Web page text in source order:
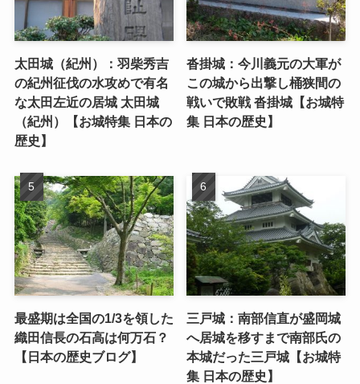
太田城（紀州）：羽柴秀吉
の紀州征伐の水攻めで有名
な太田左近の居城 太田城
（紀州）【お城特集 日本の
歴史】
沓掛城：今川義元の大軍が
この城から出撃し桶狭間の
戦いで敗戦 沓掛城【お城特
集 日本の歴史】
最盛期は全国の1/3を領した
織田信長の石高は何万石？
【日本の歴史ブログ】
三戸城：南部信直が盛岡城
へ居城を移すまで南部氏の
本城だった三戸城【お城特
集 日本の歴史】